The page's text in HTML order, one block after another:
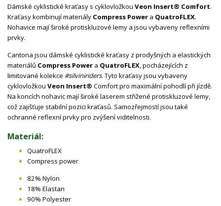
Dámské cyklistické kraťasy s cyklovložkou Veon Insert® Comfort.
Kraťasy kombinují materiály Compress Power a QuatroFLEX.
Nohavice mají široké protiskluzové lemy a jsou vybaveny reflexními
prvky.
Cantona jsou dámské cyklistické kraťasy z prodyšných a elastických
materiálů Compress Power a QuatroFLEX, pocházejících z
limitované kolekce #silviniriders. Tyto kraťasy jsou vybaveny
cyklovložkou Veon Insert® Comfort pro maximální pohodlí při jízdě.
Na koncích nohavic mají široké laserem střižené protiskluzové lemy,
což zajišťuje stabilní pozici kraťasů. Samozřejmostí jsou také
ochranné reflexní prvky pro zvýšení viditelnosti.
Materiál:
QuatroFLEX
Compress power
82% Nylon
18% Elastan
90% Polyester